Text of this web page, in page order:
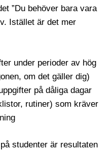
”Du behöver bara vara
Istället är det mer
under perioder av hög
om det gäller dig)
på dåliga dagar
rutiner) som kräver
studenter är resultaten